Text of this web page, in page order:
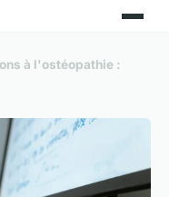
à l'ostéopathie :